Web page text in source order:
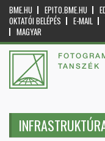
BME.HU EPITO.BME.HU
OKTATÓI BELÉPÉS
E-MAIL
MAGYAR
TANSZÉK